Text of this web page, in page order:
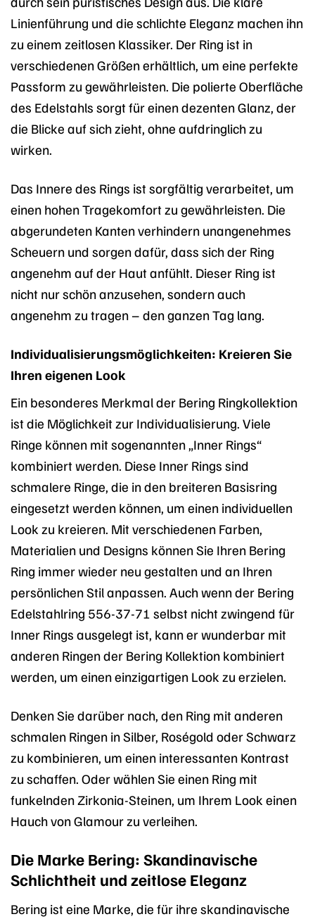
Linienführung und die schlichte Eleganz machen ihn
zu einem zeitlosen Klassiker. Der Ring ist in
verschiedenen Größen erhältlich, um eine perfekte
Passform zu gewährleisten. Die polierte Oberfläche
des Edelstahls sorgt für einen dezenten Glanz, der
die Blicke auf sich zieht, ohne aufdringlich zu
wirken.
Das Innere des Rings ist sorgfältig verarbeitet, um
einen hohen Tragekomfort zu gewährleisten. Die
abgerundeten Kanten verhindern unangenehmes
Scheuern und sorgen dafür, dass sich der Ring
angenehm auf der Haut anfühlt. Dieser Ring ist
nicht nur schön anzusehen, sondern auch
angenehm zu tragen – den ganzen Tag lang.
Individualisierungsmöglichkeiten: Kreieren Sie
Ihren eigenen Look
Ein besonderes Merkmal der Bering Ringkollektion
ist die Möglichkeit zur Individualisierung. Viele
Ringe können mit sogenannten „Inner Rings“
kombiniert werden. Diese Inner Rings sind
schmalere Ringe, die in den breiteren Basisring
eingesetzt werden können, um einen individuellen
Look zu kreieren. Mit verschiedenen Farben,
Materialien und Designs können Sie Ihren Bering
Ring immer wieder neu gestalten und an Ihren
persönlichen Stil anpassen. Auch wenn der Bering
Edelstahlring 556-37-71 selbst nicht zwingend für
Inner Rings ausgelegt ist, kann er wunderbar mit
anderen Ringen der Bering Kollektion kombiniert
werden, um einen einzigartigen Look zu erzielen.
Denken Sie darüber nach, den Ring mit anderen
schmalen Ringen in Silber, Roségold oder Schwarz
zu kombinieren, um einen interessanten Kontrast
zu schaffen. Oder wählen Sie einen Ring mit
funkelnden Zirkonia-Steinen, um Ihrem Look einen
Hauch von Glamour zu verleihen.
Die Marke Bering: Skandinavische
Schlichtheit und zeitlose Eleganz
Bering ist eine Marke, die für ihre skandinavische